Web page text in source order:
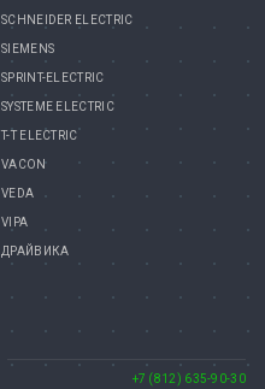
SCHNEIDER ELECTRIC
SIEMENS
SPRINT-ELECTRIC
SYSTEME ELECTRIC
T-T ELECTRIC
VACON
VEDA
VIPA
ДРАЙВИКА
+7 (812) 635-90-30